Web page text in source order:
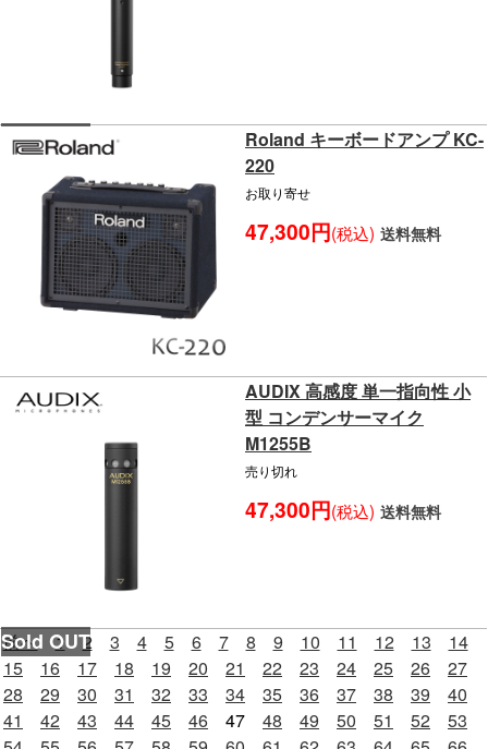
Roland キーボードアンプ KC-
220
お取り寄せ
47,300円(税込) 送料無料
AUDIX 高感度 単一指向性 小
型 コンデンサーマイク
M1255B
売り切れ
47,300円(税込) 送料無料
前へ 1 2 3 4 5 6 7 8 9 10 11 12 13
14
15
16 17 18 19 20 21 22 23 24 25 26
27
28
29 30 31 32 33 34 35 36 37 38 39
40
41
42 43 44 45 46 47 48 49 50 51 52
53